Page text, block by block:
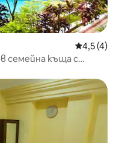
Средна
4,5 (4)
семейна къща с